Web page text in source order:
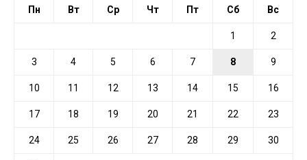
Пн Вт Ср Чт Пт Сб Вс
1 2
3 4 5 6 7 8 9
10 11 12 13 14 15 16
17 18 19 20 21 22 23
24 25 26 27 28 29 30